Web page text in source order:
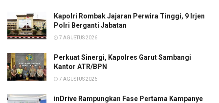
Kapolri Rombak Jajaran Perwira Tinggi, 9 Irjen
Polri Berganti Jabatan
7 AGUSTUS 2026
Perkuat Sinergi, Kapolres Garut Sambangi
Kantor ATR/BPN
7 AGUSTUS 2026
inDrive Rampungkan Fase Pertama Kampanye